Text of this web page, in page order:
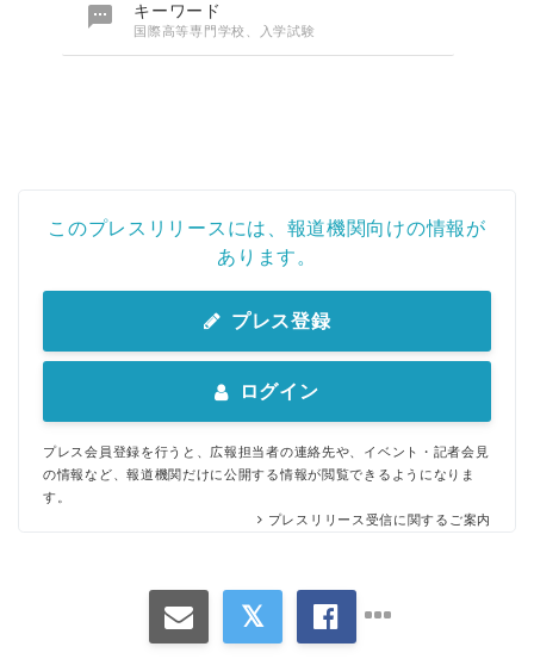
 キーワード
国際高等専門学校、入学試験
このプレスリリースには、報道機関向けの情報が
あります。
プレス登録
ログイン
プレス会員登録を行うと、広報担当者の連絡先や、イベント・記者会見
の情報など、報道機関だけに公開する情報が閲覧できるようになりま
す。
プレスリリース受信に関するご案内